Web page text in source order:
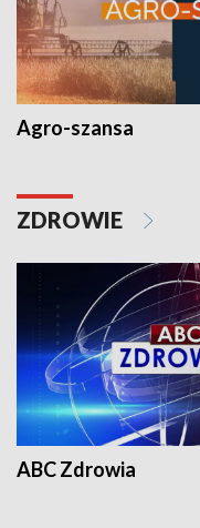
Agro-szansa
ZDROWIE
ABC Zdrowia